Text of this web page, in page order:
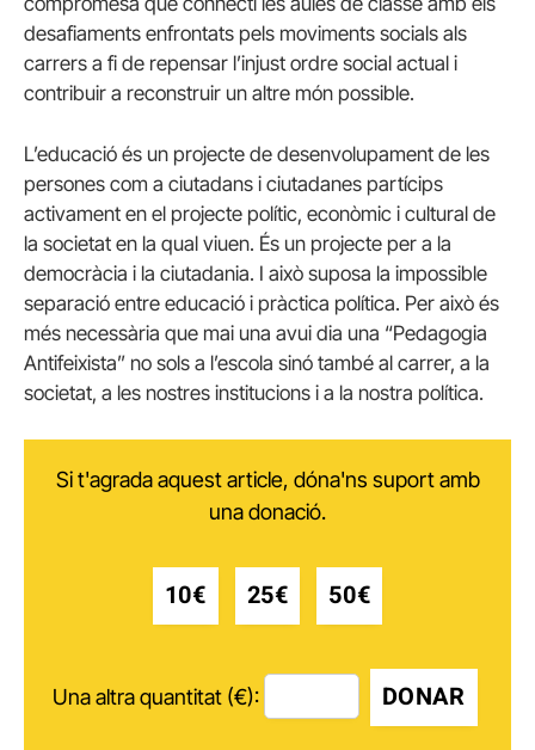
desafiaments enfrontats pels moviments socials als
carrers a fi de repensar l’injust ordre social actual i
contribuir a reconstruir un altre món possible.
L’educació és un projecte de desenvolupament de les
persones com a ciutadans i ciutadanes partícips
activament en el projecte polític, econòmic i cultural de
la societat en la qual viuen. És un projecte per a la
democràcia i la ciutadania. I això suposa la impossible
separació entre educació i pràctica política. Per això és
més necessària que mai una avui dia una “Pedagogia
Antifeixista” no sols a l’escola sinó també al carrer, a la
societat, a les nostres institucions i a la nostra política.
Si t'agrada aquest article, dóna'ns suport amb
una donació.
10€ 25€ 50€
Una altra quantitat (€): DONAR